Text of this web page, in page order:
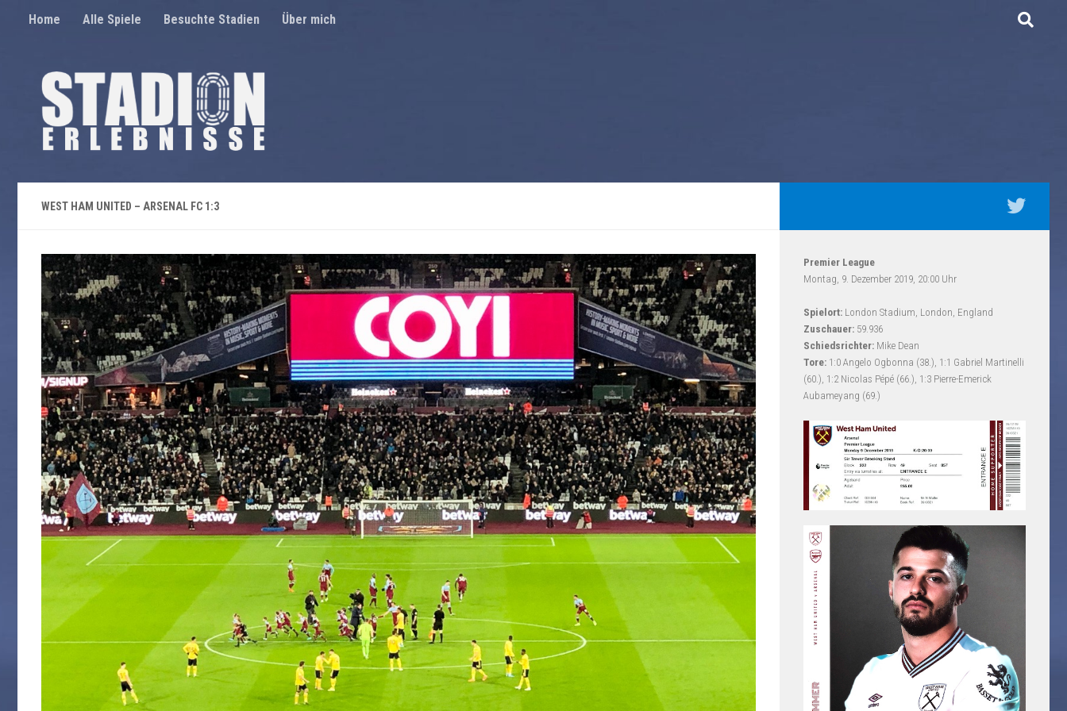
Unter dem Inhalt
Home Alle Spiele Besuchte Stadien Über mich
WEST HAM UNITED – ARSENAL FC 1:3
Premier League
Montag, 9. Dezember 2019, 20:00 Uhr
Spielort: London Stadium, London, England
Zuschauer: 59.936
Schiedsrichter: Mike Dean
Tore: 1:0 Angelo Ogbonna (38.), 1:1 Gabriel Martinelli
(60.), 1:2 Nicolas Pépé (66.), 1:3 Pierre-Emerick
Aubameyang (69.)